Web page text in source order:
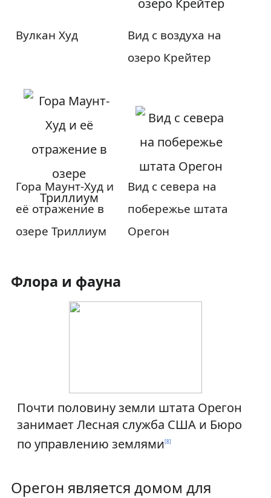
Вулкан Худ
Вид с воздуха на
озеро Крейтер
Гора Маунт-Худ и
её отражение в
озере Триллиум
Вид с севера на
побережье штата
Орегон
Флора и фауна
Почти половину земли штата Орегон
занимает Лесная служба США и Бюро
по управлению землями[8]
Орегон является домом для